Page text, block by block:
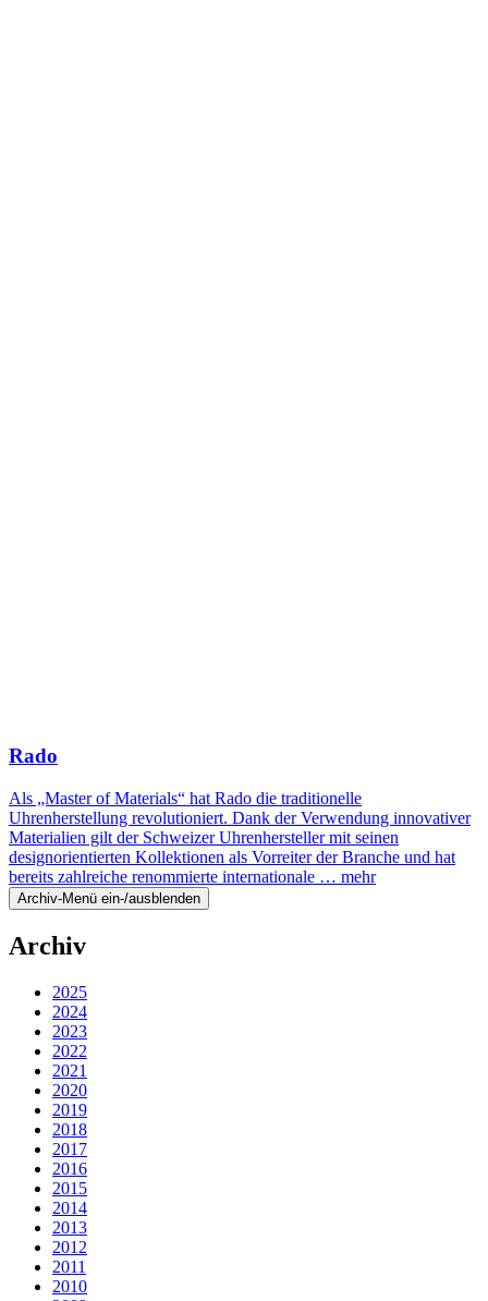
Rado
Als „Master of Materials“ hat Rado die traditionelle
Uhrenherstellung revolutioniert. Dank der Verwendung innovativer
Materialien gilt der Schweizer Uhrenhersteller mit seinen
designorientierten Kollektionen als Vorreiter der Branche und hat
bereits zahlreiche renommierte internationale … mehr
Archiv-Menü ein-/ausblenden
Archiv
2025
2024
2023
2022
2021
2020
2019
2018
2017
2016
2015
2014
2013
2012
2011
2010